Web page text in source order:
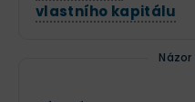
vlastního kapitálu